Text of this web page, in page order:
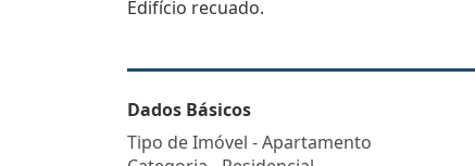
Edifício recuado.
Dados Básicos
Tipo de Imóvel - Apartamento